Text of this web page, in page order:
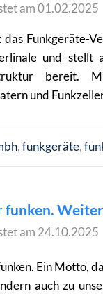
am 01.02.2025
Funkgeräte-
und stellt
und
funkgeräte
funken.
am 24.10.2025
Ein Motto,
auch zu